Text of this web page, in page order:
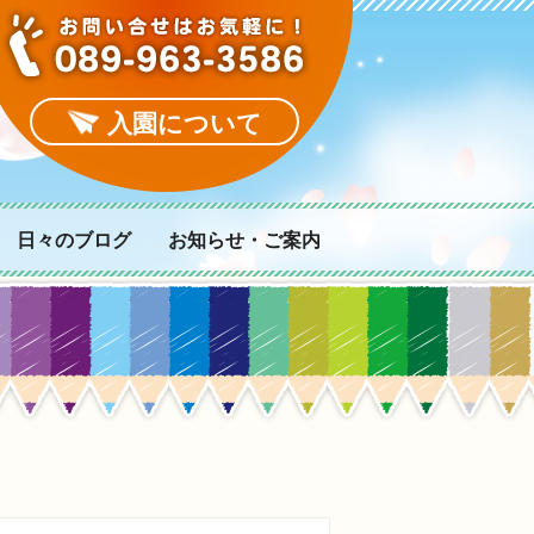
入園について
日々のブログ お知らせ・ご案内